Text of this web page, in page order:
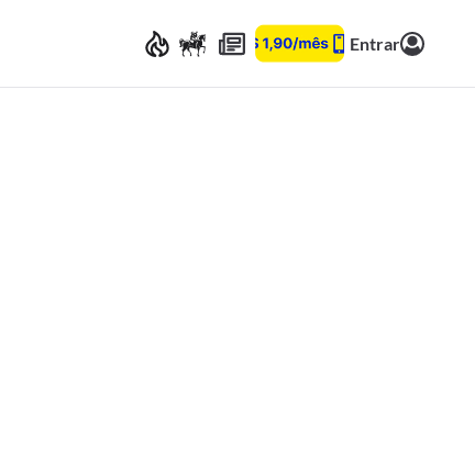
Entrar